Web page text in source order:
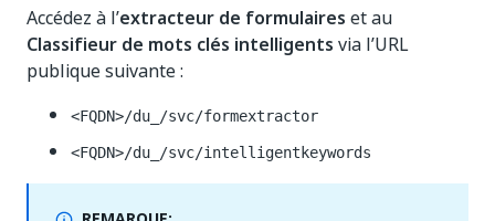
Accédez à l’extracteur de formulaires et au
Classifieur de mots clés intelligents via l’URL
publique suivante :
<FQDN>/du_/svc/formextractor
<FQDN>/du_/svc/intelligentkeywords